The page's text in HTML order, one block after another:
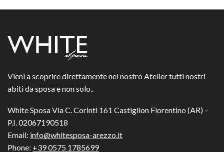
Vieni a scoprire direttamente nel nostro Atelier tutti nostri
abiti da sposa e non solo..
White Sposa Via C. Corinti 161 Castiglion Fiorentino (AR) –
P.I. 02067190518
Email: info@whitesposa-arezzo.it
Phone: +39 0575 1785699